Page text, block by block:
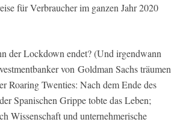
für Verbraucher im ganzen Jahr 2020
der Lockdown endet? (Und irgendwann
von Goldman Sachs träumen
Roaring Twenties: Nach dem Ende des
Spanischen Grippe tobte das Leben;
Wissenschaft und unternehmerische